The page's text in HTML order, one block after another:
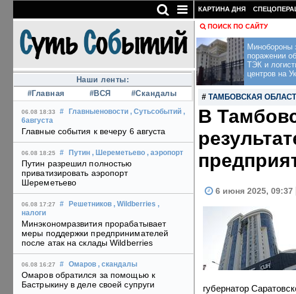
Наши ленты:
#Главная
#ВСЯ #Скандалы
06.08 18:33 # Главныеновости , Сутьсобытий ,
6августа
Главные события к вечеру 6 августа
06.08 18:25 # Путин , Шереметьево , аэропорт
Путин разрешил полностью
приватизировать аэропорт
Шереметьево
06.08 17:27 # Решетников , Wildberries ,
налоги
Минэкономразвития прорабатывает
меры поддержки предпринимателей
после атак на склады Wildberries
06.08 16:27 # Омаров , скандалы
Омаров обратился за помощью к
Бастрыкину в деле своей супруги
КАРТИНА ДНЯ
ПОИСК ПО САЙТУ
Минобороны
поражении
ТЭК и
центров на
# ТАМБОВСКАЯ
В
6 июня 2025, 09:37
губернатор